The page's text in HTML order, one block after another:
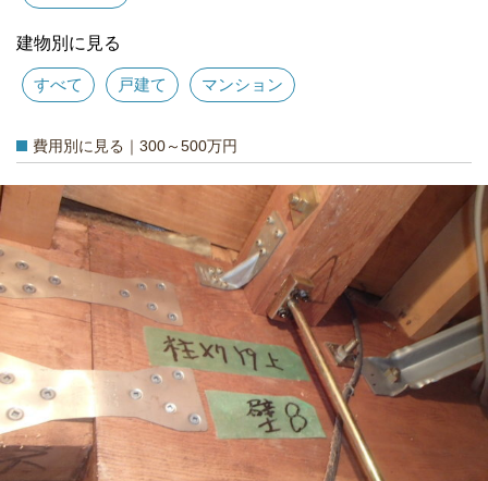
建物別に見る
すべて 戸建て マンション
費用別に見る｜300～500万円